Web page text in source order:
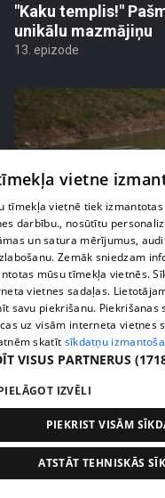
"Kaku templis!"
unikālu mazmājiņu
13. epizode
pirms 2 mēnešiem, 2
Pašmāju
transportlīdzekli
13. epizode
vietne
tīmekļa vietnē tiek
darbību., nosūtītu
un satura mērījumus,
Zemāk sniedzam
mūsu tīmekļa vietnēs.
vietnes sadaļas.
savu piekrišanu. Piekrišanas
uz visām interneta vietnes
skatīt sīkdatņu
VISUS PARTNERUS
IZVĒLI
PIEKRIST VISĀM
ATSTĀT TEHNISKĀS